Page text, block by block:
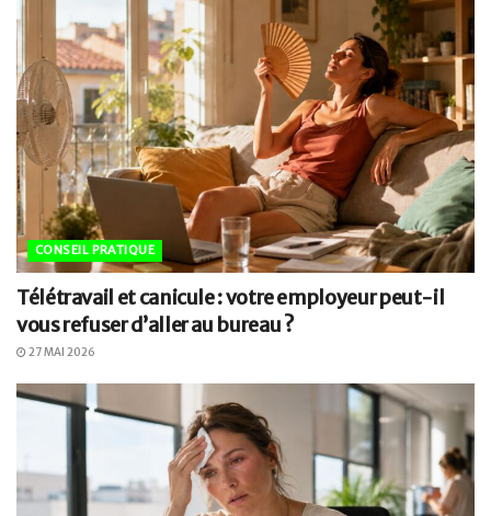
CONSEIL PRATIQUE
Télétravail et canicule : votre employeur peut-il
vous refuser d’aller au bureau ?
27 MAI 2026